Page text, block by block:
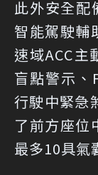
此外安全配
智能駕駛輔
速域ACC主
盲點警示
行駛中緊急
了前方座位
最多10具氣